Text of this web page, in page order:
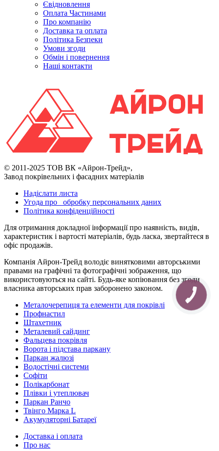
Євідновлення
Оплата Частинами
Про компанію
Доставка та оплата
Політика Безпеки
Умови згоди
Обмін і повернення
Наші контакти
© 2011-2025 ТОВ ВК «Айрон-Трейд»,
Завод покрівельних і фасадних матеріалів
Надіслати листа
Угода про обробку персональних даних
Політика конфіденційності
Для отримання докладної інформації про наявність, видів,
характеристик і вартості матеріалів, будь ласка, звертайтеся в
офіс продажів.
Компанія Айрон-Трейд володіє винятковими авторськими
правами на графічні та фотографічні зображення, що
використовуються на сайті. Будь-яке копіювання без згоди
власника авторських прав заборонено законом.
Металочерепиця та елементи для покрівлі
Профнастил
Штахетник
Металевий сайдинг
Фальцева покрівля
Ворота і підстава паркану
Паркан жалюзі
Водостічні системи
Софіти
Полікарбонат
Плівки і утеплювач
Паркан Ранчо
Твінго Марка L
Акумуляторні Батареї
Доставка і оплата
Про нас